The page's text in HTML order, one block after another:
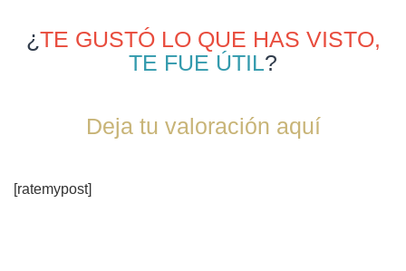
¿TE GUSTÓ LO QUE HAS VISTO,
TE FUE ÚTIL?
Deja tu valoración aquí
[ratemypost]